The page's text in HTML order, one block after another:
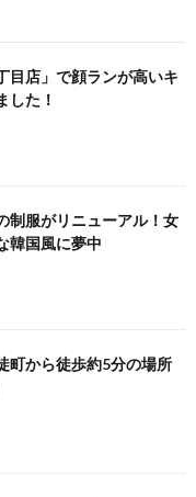
目店」で顔ランが高いキ
した！
制服がリニューアル！女
韓国風に夢中
町から徒歩約5分の場所